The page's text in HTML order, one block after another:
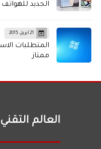
الجديد
21 أبريل 2015
ممتاز
العالم